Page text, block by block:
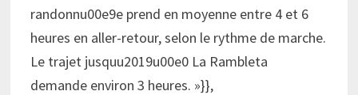
randonnu00e9e prend en moyenne entre 4 et 6
heures en aller-retour, selon le rythme de marche.
Le trajet jusquu2019u00e0 La Rambleta
demande environ 3 heures. »}},